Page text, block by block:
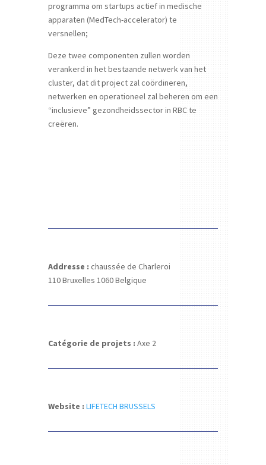
programma om startups actief in medische
apparaten (MedTech-accelerator) te
versnellen;
Deze twee componenten zullen worden
verankerd in het bestaande netwerk van het
cluster, dat dit project zal coördineren,
netwerken en operationeel zal beheren om een
“inclusieve” gezondheidssector in RBC te
creëren.
Addresse : chaussée de Charleroi
110Bruxelles 1060Belgique
Catégorie de projets : Axe 2
Website : LIFETECH BRUSSELS